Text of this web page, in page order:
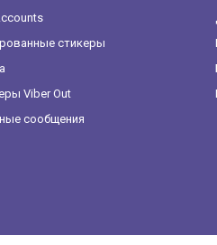
стикеры
Viber Out
сообщения